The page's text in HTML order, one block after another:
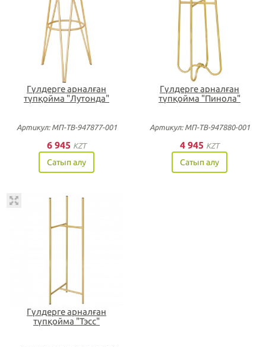
Гүлдерге арналған
түпқойма "Лутонда"
Артикул: МП-ТВ-947877-001
6 945 KZT
Сатып алу
Гүлдерге арналған
түпқойма "Пинола"
Артикул: МП-ТВ-947880-001
4 945 KZT
Сатып алу
Гүлдерге арналған
түпқойма "Тэсс"